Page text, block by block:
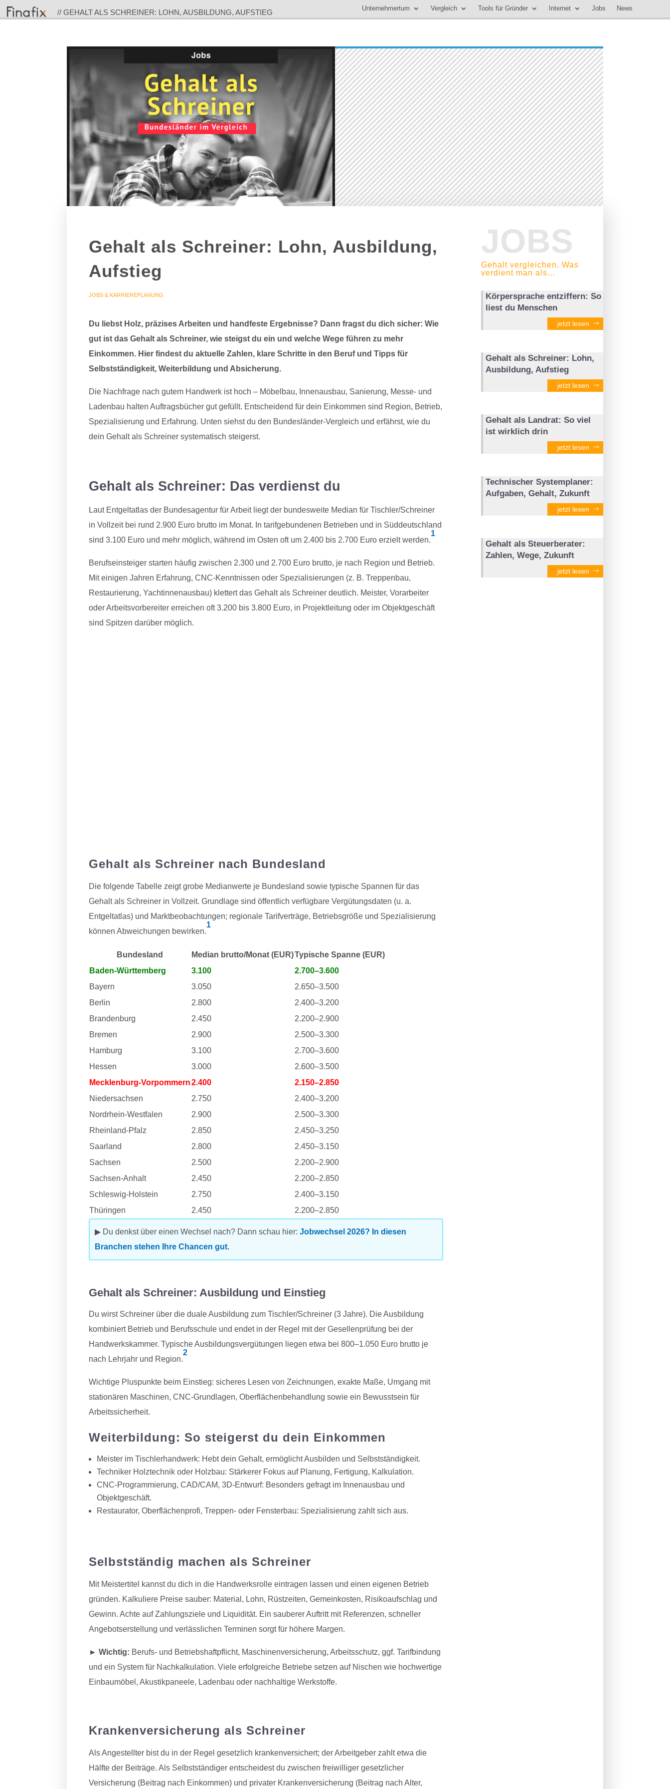
// GEHALT ALS SCHREINER: LOHN, AUSBILDUNG, AUFSTIEG Unternehmertum Vergleich Tools für Gründer Internet Jobs News
Gehalt als Schreiner: Lohn, Ausbildung,
Aufstieg
JOBS & KARRIEREPLANUNG
Du liebst Holz, präzises Arbeiten und handfeste Ergebnisse? Dann fragst du dich sicher: Wie
gut ist das Gehalt als Schreiner, wie steigst du ein und welche Wege führen zu mehr
Einkommen. Hier findest du aktuelle Zahlen, klare Schritte in den Beruf und Tipps für
Selbstständigkeit, Weiterbildung und Absicherung.
Die Nachfrage nach gutem Handwerk ist hoch – Möbelbau, Innenausbau, Sanierung, Messe- und
Ladenbau halten Auftragsbücher gut gefüllt. Entscheidend für dein Einkommen sind Region, Betrieb,
Spezialisierung und Erfahrung. Unten siehst du den Bundesländer-Vergleich und erfährst, wie du
dein Gehalt als Schreiner systematisch steigerst.
Gehalt als Schreiner: Das verdienst du
Laut Entgeltatlas der Bundesagentur für Arbeit liegt der bundesweite Median für Tischler/Schreiner
in Vollzeit bei rund 2.900 Euro brutto im Monat. In tarifgebundenen Betrieben und in Süddeutschland
sind 3.100 Euro und mehr möglich, während im Osten oft um 2.400 bis 2.700 Euro erzielt werden.
1
Berufseinsteiger starten häufig zwischen 2.300 und 2.700 Euro brutto, je nach Region und Betrieb.
Mit einigen Jahren Erfahrung, CNC-Kenntnissen oder Spezialisierungen (z. B. Treppenbau,
Restaurierung, Yachtinnenausbau) klettert das Gehalt als Schreiner deutlich. Meister, Vorarbeiter
oder Arbeitsvorbereiter erreichen oft 3.200 bis 3.800 Euro, in Projektleitung oder im Objektgeschäft
sind Spitzen darüber möglich.
Gehalt als Schreiner nach Bundesland
Die folgende Tabelle zeigt grobe Medianwerte je Bundesland sowie typische Spannen für das
Gehalt als Schreiner in Vollzeit. Grundlage sind öffentlich verfügbare Vergütungsdaten (u. a.
Entgeltatlas) und Marktbeobachtungen; regionale Tarifverträge, Betriebsgröße und Spezialisierung
können Abweichungen bewirken.
1
Bundesland Median brutto/Monat (EUR)Typische Spanne (EUR)
Baden-Württemberg
3.100
2.700–3.600
Bayern
3.050
2.650–3.500
Berlin
2.800
2.400–3.200
Brandenburg
2.450
2.200–2.900
Bremen
2.900
2.500–3.300
Hamburg
3.100
2.700–3.600
Hessen
3.000
2.600–3.500
Mecklenburg-Vorpommern2.400
2.150–2.850
Niedersachsen
2.750
2.400–3.200
Nordrhein-Westfalen
2.900
2.500–3.300
Rheinland-Pfalz
2.850
2.450–3.250
Saarland
2.800
2.450–3.150
Sachsen
2.500
2.200–2.900
Sachsen-Anhalt
2.450
2.200–2.850
Schleswig-Holstein
2.750
2.400–3.150
Thüringen
2.450 2.200–2.850
▶ Du denkst über einen Wechsel nach? Dann schau hier:Jobwechsel 2026? In diesen
Branchen stehen Ihre Chancen gut.
Gehalt als Schreiner: Ausbildung und Einstieg
Du wirst Schreiner über die duale Ausbildung zum Tischler/Schreiner (3 Jahre). Die Ausbildung
kombiniert Betrieb und Berufsschule und endet in der Regel mit der Gesellenprüfung bei der
Handwerkskammer. Typische Ausbildungsvergütungen liegen etwa bei 800–1.050 Euro brutto je
nach Lehrjahr und Region.
2
Wichtige Pluspunkte beim Einstieg: sicheres Lesen von Zeichnungen, exakte Maße, Umgang mit
stationären Maschinen, CNC-Grundlagen, Oberflächenbehandlung sowie ein Bewusstsein für
Arbeitssicherheit.
Weiterbildung: So steigerst du dein Einkommen
Meister im Tischlerhandwerk: Hebt dein Gehalt, ermöglicht Ausbilden und Selbstständigkeit.
Techniker Holztechnik oder Holzbau: Stärkerer Fokus auf Planung, Fertigung, Kalkulation.
CNC-Programmierung, CAD/CAM, 3D-Entwurf: Besonders gefragt im Innenausbau und
Objektgeschäft.
Restaurator, Oberflächenprofi, Treppen- oder Fensterbau: Spezialisierung zahlt sich aus.
Selbstständig machen als Schreiner
Mit Meistertitel kannst du dich in die Handwerksrolle eintragen lassen und einen eigenen Betrieb
gründen. Kalkuliere Preise sauber: Material, Lohn, Rüstzeiten, Gemeinkosten, Risikoaufschlag und
Gewinn. Achte auf Zahlungsziele und Liquidität. Ein sauberer Auftritt mit Referenzen, schneller
Angebotserstellung und verlässlichen Terminen sorgt für höhere Margen.
► Wichtig: Berufs- und Betriebshaftpflicht, Maschinenversicherung, Arbeitsschutz, ggf. Tarifbindung
und ein System für Nachkalkulation. Viele erfolgreiche Betriebe setzen auf Nischen wie hochwertige
Einbaumöbel, Akustikpaneele, Ladenbau oder nachhaltige Werkstoffe.
Krankenversicherung als Schreiner
Als Angestellter bist du in der Regel gesetzlich krankenversichert; der Arbeitgeber zahlt etwa die
Hälfte der Beiträge. Als Selbstständiger entscheidest du zwischen freiwilliger gesetzlicher
Versicherung (Beitrag nach Einkommen) und privater Krankenversicherung (Beitrag nach Alter,
JOBS
Gehalt vergleichen. Was
verdient man als…
Körpersprache entziffern: So
liest du Menschen
jetzt lesen
Gehalt als Schreiner: Lohn,
Ausbildung, Aufstieg
jetzt lesen
Gehalt als Landrat: So viel
ist wirklich drin
jetzt lesen
Technischer Systemplaner:
Aufgaben, Gehalt, Zukunft
jetzt lesen
Gehalt als Steuerberater:
Zahlen, Wege, Zukunft
jetzt lesen